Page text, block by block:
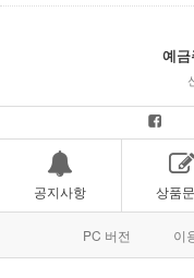
예
공지사항 상품
PC 버전 이